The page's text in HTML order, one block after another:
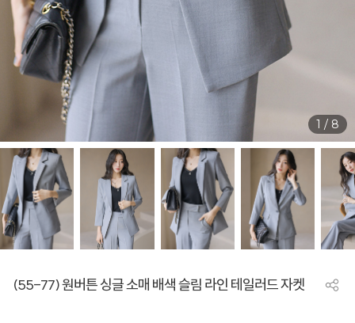
1 / 8
(55-77) 원버튼 싱글 소매 배색 슬림 라인 테일러드 자켓